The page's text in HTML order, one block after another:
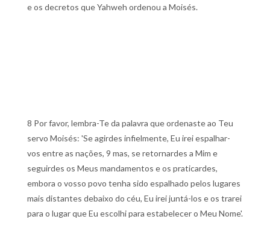
e os decretos que Yahweh ordenou a Moisés.
8 Por favor, lembra-Te da palavra que ordenaste ao Teu
servo Moisés: 'Se agirdes infielmente, Eu irei espalhar-
vos entre as nações, 9 mas, se retornardes a Mim e
seguirdes os Meus mandamentos e os praticardes,
embora o vosso povo tenha sido espalhado pelos lugares
mais distantes debaixo do céu, Eu irei juntá-los e os trarei
para o lugar que Eu escolhi para estabelecer o Meu Nome'.